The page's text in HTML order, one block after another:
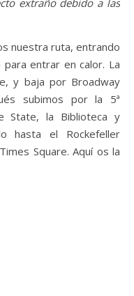
nuestra ruta, entrando
entrar en calor. La
y baja por Broadway
subimos por la 5ª
State, la Biblioteca y
hasta el Rockefeller
Square. Aquí os la